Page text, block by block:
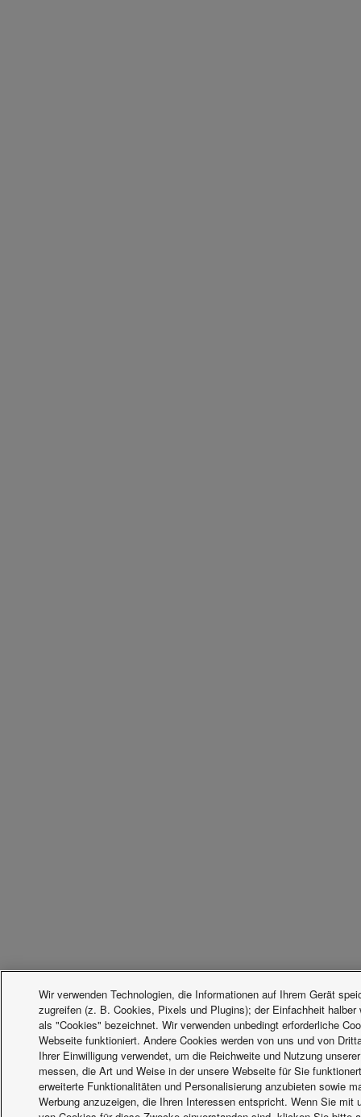
Wir verwenden Technologien, die Informationen auf Ihrem Gerät
zugreifen (z. B. Cookies, Pixels und Plugins); der Einfachheit halber
als "Cookies" bezeichnet. Wir verwenden unbedingt erforderliche
Webseite funktioniert. Andere Cookies werden von uns und von
Ihrer Einwilligung verwendet, um die Reichweite und Nutzung
messen, die Art und Weise in der unsere Webseite für Sie
erweiterte Funktionalitäten und Personalisierung anzubieten sowie
Werbung anzuzeigen, die Ihren Interessen entspricht. Wenn Sie mit